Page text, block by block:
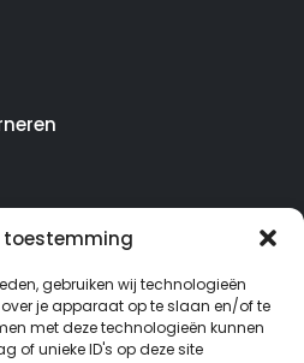
toestemming
gebruiken wij technologieën
je apparaat op te slaan en/of te
met deze technologieën kunnen
of unieke ID's op deze site
2021-2026 - In opdracht
Lynaly.nl